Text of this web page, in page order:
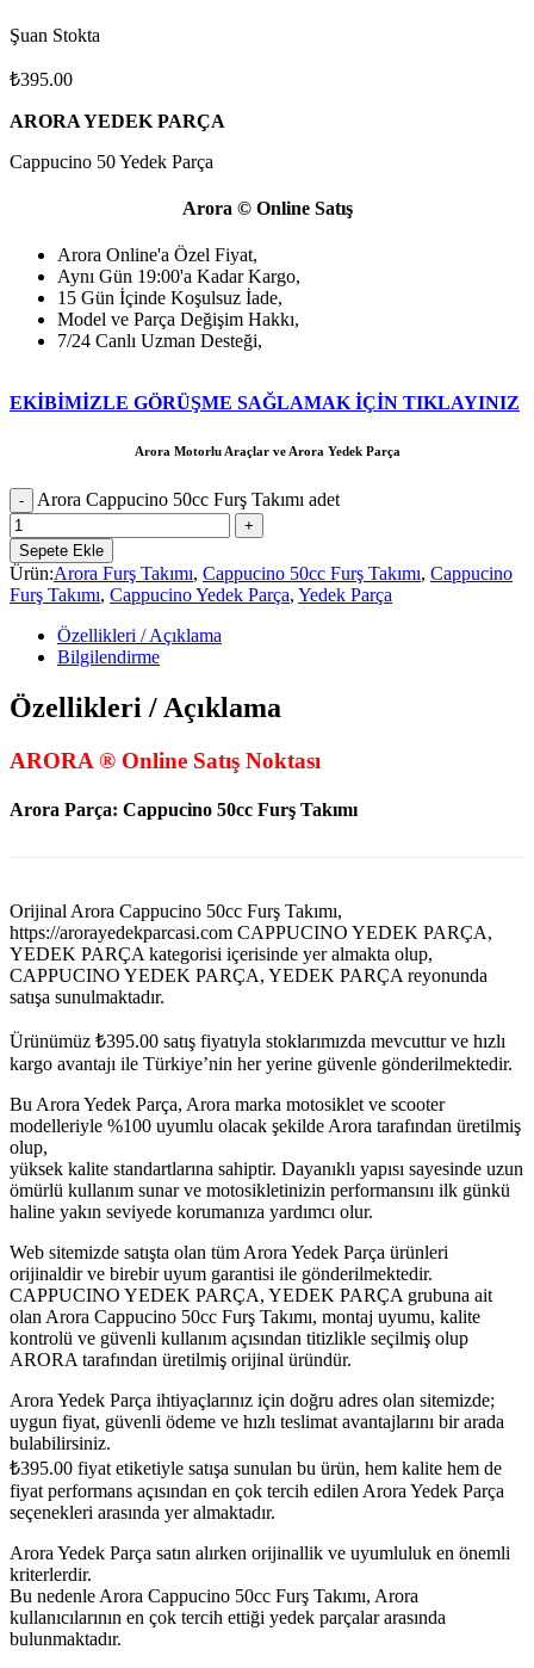
Şuan Stokta
₺395.00
ARORA YEDEK PARÇA
Cappucino 50 Yedek Parça
Arora © Online Satış
Arora Online'a Özel Fiyat,
Aynı Gün 19:00'a Kadar Kargo,
15 Gün İçinde Koşulsuz İade,
Model ve Parça Değişim Hakkı,
7/24 Canlı Uzman Desteği,
EKİBİMİZLE GÖRÜŞME SAĞLAMAK İÇİN TIKLAYINIZ
Arora Motorlu Araçlar ve Arora Yedek Parça
Arora Cappucino 50cc Furş Takımı adet
Sepete Ekle
Ürün:Arora Furş Takımı, Cappucino 50cc Furş Takımı, Cappucino
Furş Takımı, Cappucino Yedek Parça, Yedek Parça
Özellikleri / Açıklama
Bilgilendirme
Özellikleri / Açıklama
ARORA ® Online Satış Noktası
Arora Parça: Cappucino 50cc Furş Takımı
Orijinal Arora Cappucino 50cc Furş Takımı,
https://arorayedekparcasi.com CAPPUCINO YEDEK PARÇA,
YEDEK PARÇA kategorisi içerisinde yer almakta olup,
CAPPUCINO YEDEK PARÇA, YEDEK PARÇA reyonunda
satışa sunulmaktadır.
Ürünümüz ₺395.00 satış fiyatıyla stoklarımızda mevcuttur ve hızlı
kargo avantajı ile Türkiye’nin her yerine güvenle gönderilmektedir.
Bu Arora Yedek Parça, Arora marka motosiklet ve scooter
modelleriyle %100 uyumlu olacak şekilde Arora tarafından üretilmiş
olup,
yüksek kalite standartlarına sahiptir. Dayanıklı yapısı sayesinde uzun
ömürlü kullanım sunar ve motosikletinizin performansını ilk günkü
haline yakın seviyede korumanıza yardımcı olur.
Web sitemizde satışta olan tüm Arora Yedek Parça ürünleri
orijinaldir ve birebir uyum garantisi ile gönderilmektedir.
CAPPUCINO YEDEK PARÇA, YEDEK PARÇA grubuna ait
olan Arora Cappucino 50cc Furş Takımı, montaj uyumu, kalite
kontrolü ve güvenli kullanım açısından titizlikle seçilmiş olup
ARORA tarafından üretilmiş orijinal üründür.
Arora Yedek Parça ihtiyaçlarınız için doğru adres olan sitemizde;
uygun fiyat, güvenli ödeme ve hızlı teslimat avantajlarını bir arada
bulabilirsiniz.
₺395.00 fiyat etiketiyle satışa sunulan bu ürün, hem kalite hem de
fiyat performans açısından en çok tercih edilen Arora Yedek Parça
seçenekleri arasında yer almaktadır.
Arora Yedek Parça satın alırken orijinallik ve uyumluluk en önemli
kriterlerdir.
Bu nedenle Arora Cappucino 50cc Furş Takımı, Arora
kullanıcılarının en çok tercih ettiği yedek parçalar arasında
bulunmaktadır.